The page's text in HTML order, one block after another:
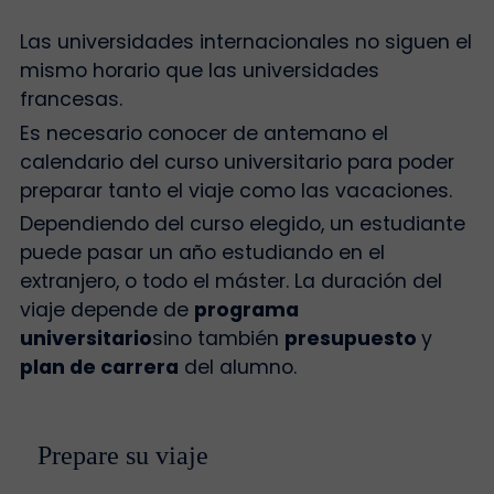
Las universidades internacionales no siguen el
mismo horario que las universidades
francesas.
Es necesario conocer de antemano el
calendario del curso universitario para poder
preparar tanto el viaje como las vacaciones.
Dependiendo del curso elegido, un estudiante
puede pasar un año estudiando en el
extranjero, o todo el máster. La duración del
viaje depende de programa
universitariosino también presupuesto y
plan de carrera del alumno.
Prepare su viaje